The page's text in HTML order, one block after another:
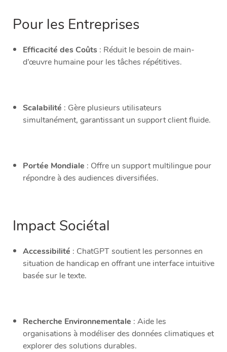
Pour les Entreprises
Efficacité des Coûts : Réduit le besoin de main-
d’œuvre humaine pour les tâches répétitives.
Scalabilité : Gère plusieurs utilisateurs
simultanément, garantissant un support client fluide.
Portée Mondiale : Offre un support multilingue pour
répondre à des audiences diversifiées.
Impact Sociétal
Accessibilité : ChatGPT soutient les personnes en
situation de handicap en offrant une interface intuitive
basée sur le texte.
Recherche Environnementale : Aide les
organisations à modéliser des données climatiques et
explorer des solutions durables.